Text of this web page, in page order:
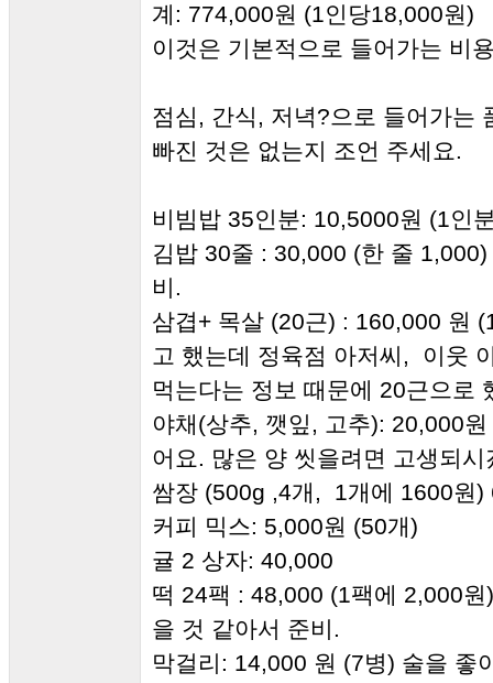
계: 774,000원 (1인당18,000원)
이것은 기본적으로 들어가는 비
점심, 간식, 저녁?으로 들어가는
빠진 것은 없는지 조언 주세요.
비빔밥 35인분: 10,5000원 (1인
김밥 30줄 : 30,000 (한 줄
비.
삼겹+ 목살 (20근) : 160,000 원
고 했는데 정육점 아저씨, 이웃
먹는다는 정보 때문에 20근으로
야채(상추, 깻잎, 고추): 20,000
어요. 많은 양 씻을려면 고생되시
쌈장 (500g ,4개, 1개에 1600원
커피 믹스: 5,000원 (50개)
귤 2 상자: 40,000
떡 24팩 : 48,000 (1팩에 2,000
을 것 같아서 준비.
막걸리: 14,000 원 (7병) 술을 좋